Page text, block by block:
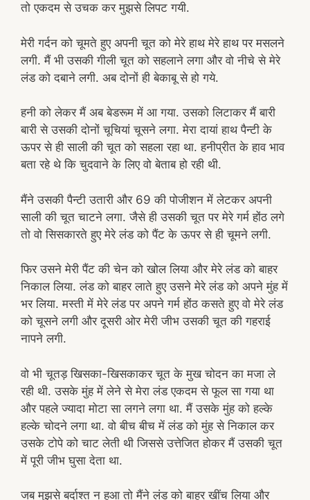
तो एकदम से उचक कर मुझसे लिपट गयी.
मेरी गर्दन को चूमते हुए अपनी चूत को मेरे हाथ मेरे हाथ पर मसलने
लगी. मैं भी उसकी गीली चूत को सहलाने लगा और वो नीचे से मेरे
लंड को दबाने लगी. अब दोनों ही बेकाबू से हो गये.
हनी को लेकर मैं अब बेडरूम में आ गया. उसको लिटाकर मैं बारी
बारी से उसकी दोनों चूचियां चूसने लगा. मेरा दायां हाथ पैन्टी के
ऊपर से ही साली की चूत को सहला रहा था. हनीप्रीत के हाव भाव
बता रहे थे कि चुदवाने के लिए वो बेताब हो रही थी.
मैंने उसकी पैन्टी उतारी और 69 की पोजीशन में लेटकर अपनी
साली की चूत चाटने लगा. जैसे ही उसकी चूत पर मेरे गर्म होंठ लगे
तो वो सिसकारते हुए मेरे लंड को पैंट के ऊपर से ही चूमने लगी.
फिर उसने मेरी पैंट की चेन को खोल लिया और मेरे लंड को बाहर
निकाल लिया. लंड को बाहर लाते हुए उसने मेरे लंड को अपने मुंह में
भर लिया. मस्ती में मेरे लंड पर अपने गर्म होंठ कसते हुए वो मेरे लंड
को चूसने लगी और दूसरी ओर मेरी जीभ उसकी चूत की गहराई
नापने लगी.
वो भी चूतड़ खिसका-खिसकाकर चूत के मुख चोदन का मजा ले
रही थी. उसके मुंह में लेने से मेरा लंड एकदम से फूल सा गया था
और पहले ज्यादा मोटा सा लगने लगा था. मैं उसके मुंह को हल्के
हल्के चोदने लगा था. वो बीच बीच में लंड को मुंह से निकाल कर
उसके टोपे को चाट लेती थी जिससे उत्तेजित होकर मैं उसकी चूत
में पूरी जीभ घुसा देता था.
जब मुझसे बर्दाश्त न हुआ तो मैंने लंड को बाहर खींच लिया और